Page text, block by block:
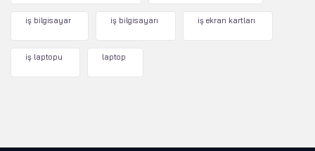
iş bilgisayar iş bilgisayarı iş ekran kartları
iş laptopu laptop